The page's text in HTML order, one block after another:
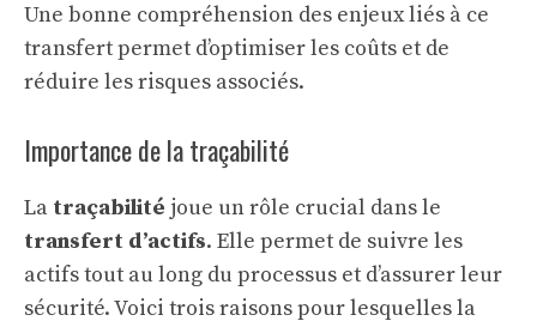
Une bonne compréhension des enjeux liés à ce
transfert permet d’optimiser les coûts et de
réduire les risques associés.
Importance de la traçabilité
La traçabilité joue un rôle crucial dans le
transfert d’actifs. Elle permet de suivre les
actifs tout au long du processus et d’assurer leur
sécurité. Voici trois raisons pour lesquelles la